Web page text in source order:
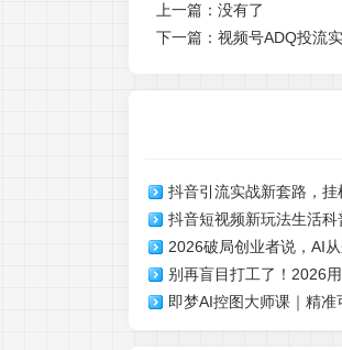
上一篇：没有了
下一篇： 视频号ADQ投流
抖音引流实战新套路，
2W+
抖音短视频新玩法生活
爆起号快，小白直接上
2026破局创业者说，AI
的【文档】
别再盲目打工了！2026
效！
即梦AI控图大师课｜精
捏商用精图能力